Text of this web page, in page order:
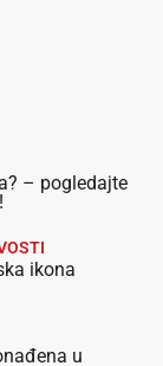
– pogledajte
ikona
u